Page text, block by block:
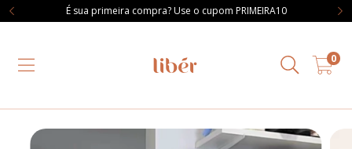
É sua primeira compra? Use o cupom PRIMEIRA10
0